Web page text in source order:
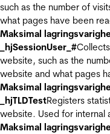
such as the number of
what pages have been
Maksimal
_hjSessionUser_#
website, such as the
website and what pages
Maksimal
_hjTLDTestRegisters
website. Used for internal
Maksimal